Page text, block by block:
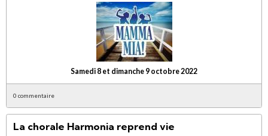
Samedi 8 et dimanche 9 octobre 2022
0 commentaire
La chorale Harmonia reprend vie